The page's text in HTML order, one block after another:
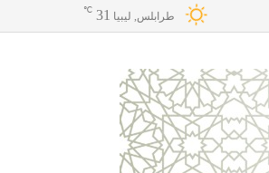
طرابلس, ليبيا 31
℃